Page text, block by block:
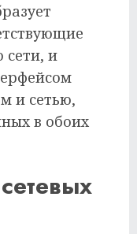
сети, и
и сетью,
в обоих